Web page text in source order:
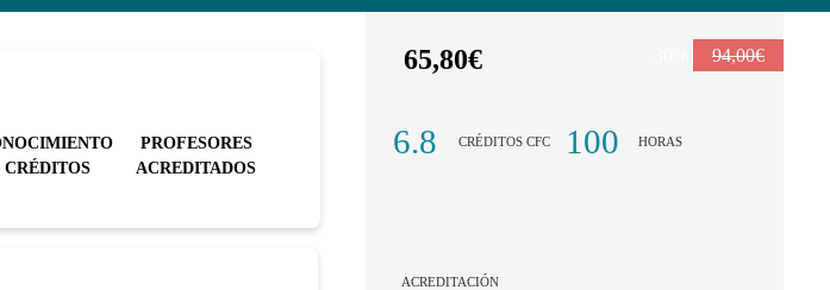
CRÉDITOS
PROFESORES
ACREDITADOS
65,80€ 94,00€
6.8 CRÉDITOS CFC 100 HORAS
ACREDITACIÓN